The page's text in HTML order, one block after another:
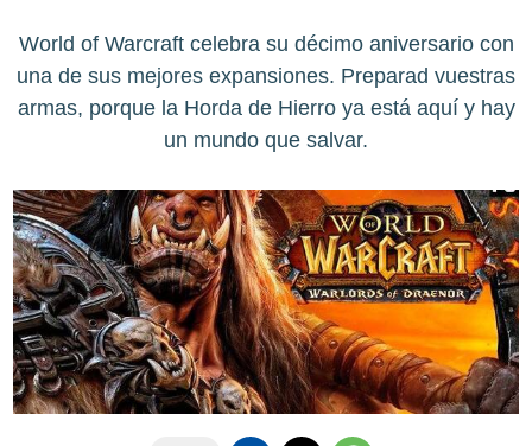
World of Warcraft celebra su décimo aniversario con
una de sus mejores expansiones. Preparad vuestras
armas, porque la Horda de Hierro ya está aquí y hay
un mundo que salvar.